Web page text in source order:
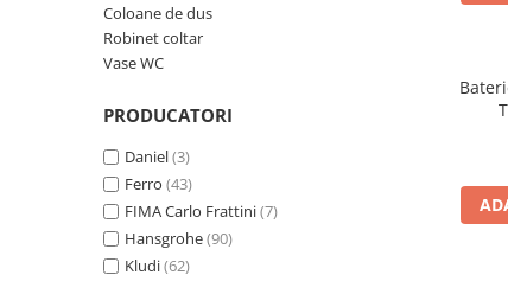
Termostate ambientale
Solutii chimice
Grupuri de pompare - Distributie
Automatizari
Filtre și protecție instalație
Grupuri de pompare
Coloane de dus
Robinet coltar
Vase WC
PRODUCATORI
Daniel(3)
Ferro (43)
FIMA Carlo Frattini(7)
Hansgrohe(90)
Kludi(62)